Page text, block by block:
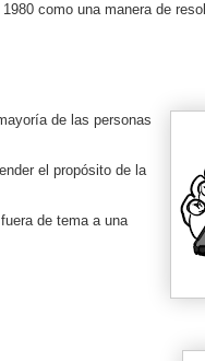
como una manera de
de las personas
el propósito de la
de tema a una